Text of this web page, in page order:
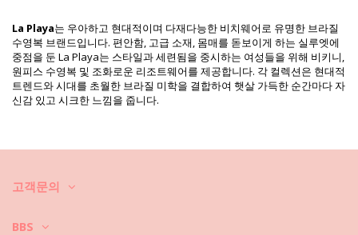
XXXL (7899670448860)
공급업체 참고: 3402130
중량: 95g / 0.21lb / 3.35oz
프린트는 동일하지 않으며 컷에 따라 다를 수 있습니다
보정한 사진
세탁 및 관리 안내
시즌 동안 비키니 또는 수영복 뿐만 아니라 드레스, 스커트, 쇼트 코트, 반
바지 등을 사용하십니다. 청결하고 멋진 형태를 어떻게 유지하세요?
La Playa는 우아하고 현대적이며 다재다능한 비치웨어로 유명한 브라질
수영복 브랜드입니다. 편안함, 고급 소재, 몸매를 돋보이게 하는 실루엣에
중점을 둔 La Playa는 스타일과 세련됨을 중시하는 여성들을 위해 비키니,
원피스 수영복 및 조화로운 리조트웨어를 제공합니다. 각 컬렉션은 현대적
트렌드와 시대를 초월한 브라질 미학을 결합하여 햇살 가득한 순간마다 자
신감 있고 시크한 느낌을 줍니다.
고객문의
BBS